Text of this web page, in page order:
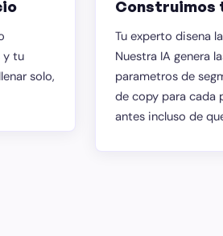
y tu
solo,
Construimos
Tu experto disena
Nuestra IA genera
parametros de
de copy para cada
antes incluso de